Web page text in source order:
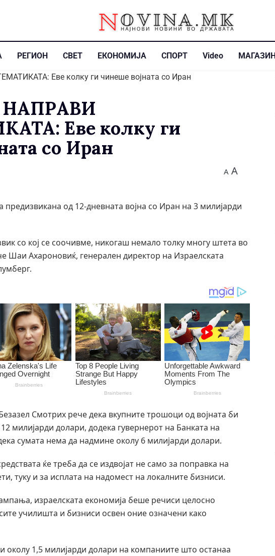
РЕГИОН СВЕТ ЕКОНОМИЈА СПОРТ Video МАГАЗИН
НАПРАВИ
Еве колку ги
со Иран
A A
предизвикана од 12-дневната војна со Иран на 3 милијарди
со кој се соочивме, никогаш немало толку многу штета во
Шаи Ахароновиќ, генерален директор на Израелската
Смотрих рече дека вкупните трошоци од војната би
милијарди долари, додека гувернерот на Банката на
сумата нема да надмине околу 6 милијарди долари.
ќе треба да се издвојат не само за поправка на
туку и за исплата на надомест на локалните бизниси.
израелската економија беше речиси целосно
училишта и бизниси освен оние означени како
околу 1,5 милијарди долари на компаниите што останаа